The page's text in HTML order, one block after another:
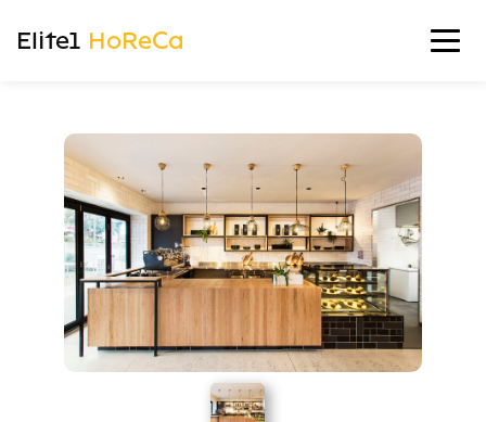
Elite1 HoReCa